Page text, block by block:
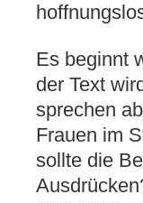
Es beginnt
der Text
sprechen
Frauen im
sollte die